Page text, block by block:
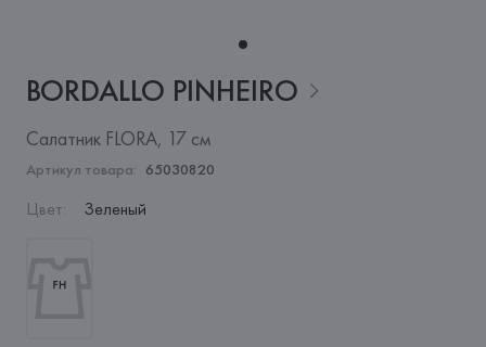
BORDALLO PINHEIRO
Салатник FLORA, 17 см
Артикул товара: 65030820
Цвет: Зеленый